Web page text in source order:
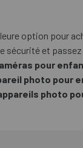
option pour
sécurité et
pour
photo pour
photo